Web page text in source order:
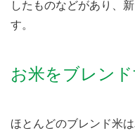
したものなどがあり、
す。
お米をブレン
ほとんどのブレンド米